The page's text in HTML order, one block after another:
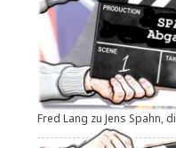
Fred Lang zu Jens Spahn,